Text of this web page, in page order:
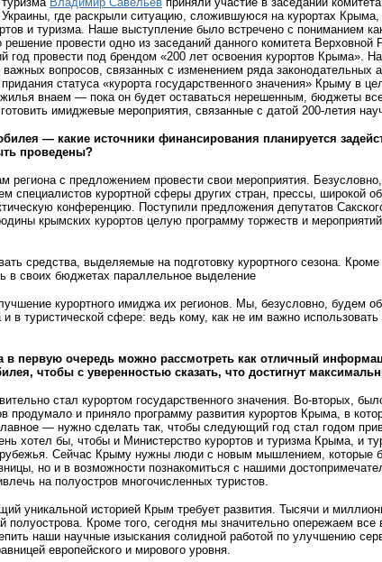
где раскрыли ситуацию, сложившуюся на курортах
и туризма. Наше выступление было встречено с пониманием
провести одно из заседаний данного комитета
провести под брендом «200 лет освоения курортов Крыма».
вопросов, связанных с изменением ряда законодательных
статуса «курорта государственного значения» Крыму в
жилья внаем — пока он будет оставаться нерешенным, бюджеты
имиджевые мероприятия, связанные с датой 200-летия
— какие источники финансирования планируется
проведены?
с предложением провести свои мероприятия.
специалистов курортной сферы других стран, прессы, широкой
конференцию. Поступили предложения депутатов
крымских курортов целую программу торжеств и
средства, выделяемые на подготовку курортного сезона.
в своих бюджетах параллельное выделение
курортного имиджа их регионов. Мы, безусловно, будем
в туристической сфере: ведь кому, как не им важно
первую очередь можно рассмотреть как отличный
чтобы с уверенностью сказать, что достигнут
стал курортом государственного значения. Во-вторых,
и приняло программу развития курортов Крыма, в
— нужно сделать так, чтобы следующий год стал годом
хотел бы, чтобы и Министерство курортов и туризма Крыма, и
Сейчас Крыму нужны люди с новым мышлением, которые
но и в возможности познакомиться с нашими
на полуостров многочисленных туристов.
уникальной историей Крым требует развития. Тысячи и
полуострова. Кроме того, сегодня мы значительно опережаем
наши научные изыскания солидной работой по улучшению
европейского и мирового уровня.